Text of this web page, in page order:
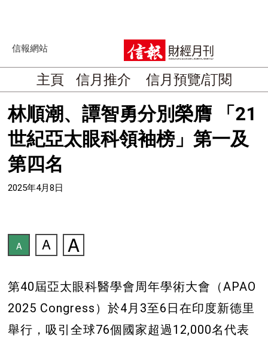
信報網站
主頁 信月推介 信月預覽/訂閱
林順潮、譚智勇分別榮膺 「21
世紀亞太眼科領袖榜」第一及
第四名
2025年4月8日
A A A
第40屆亞太眼科醫學會周年學術大會（APAO
2025 Congress）於4月3至6日在印度新德里
舉行，吸引全球76個國家超過12,000名代表